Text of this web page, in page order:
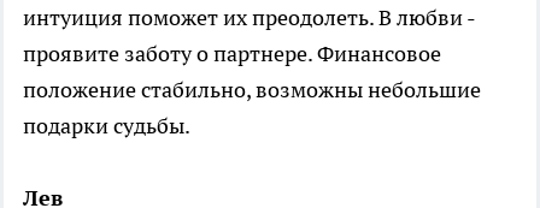
интуиция поможет их преодолеть. В любви -
проявите заботу о партнере. Финансовое
положение стабильно, возможны небольшие
подарки судьбы.
Лев